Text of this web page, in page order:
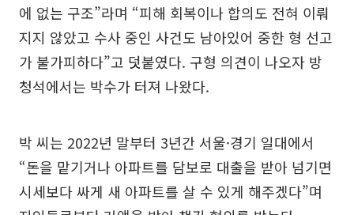
에 없는 구조”라며 “피해 회복이나 합의도 전혀 이뤄
지지 않았고 수사 중인 사건도 남아있어 중한 형 선고
가 불가피하다”고 덧붙였다. 구형 의견이 나오자 방
청석에서는 박수가 터져 나왔다.
박 씨는 2022년 말부터 3년간 서울·경기 일대에서
“돈을 맡기거나 아파트를 담보로 대출을 받아 넘기면
시세보다 싸게 새 아파트를 살 수 있게 해주겠다”며